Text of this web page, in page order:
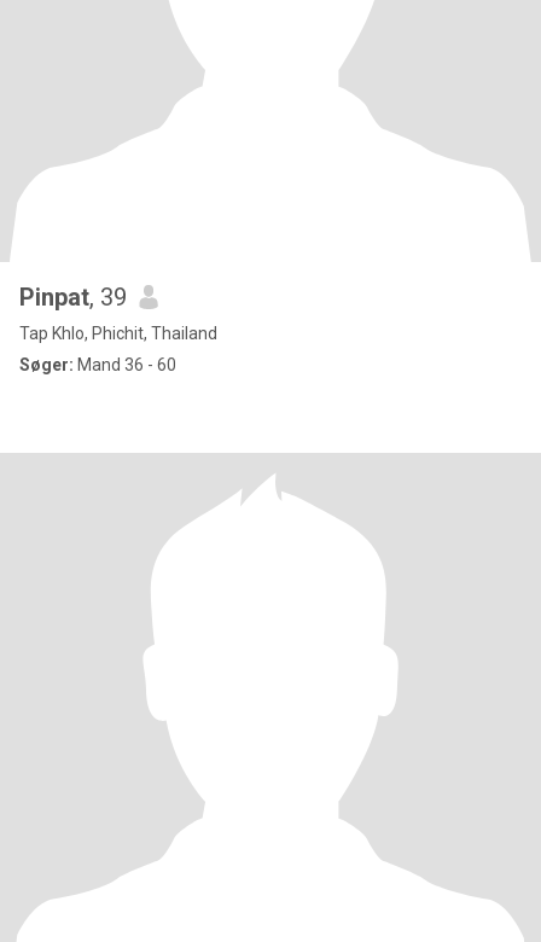
Pinpat, 39
Tap Khlo, Phichit, Thailand
Søger: Mand 36 - 60